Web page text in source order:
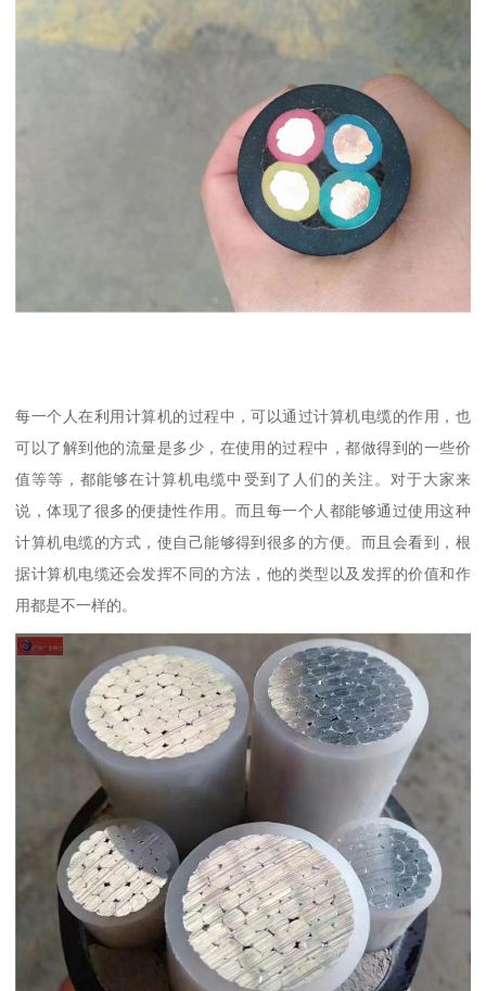
每一个人在利用计算机的过程中，可以通过计算机电缆的作用，也
可以了解到他的流量是多少，在使用的过程中，都做得到的一些价
值等等，都能够在计算机电缆中受到了人们的关注。对于大家来
说，体现了很多的便捷性作用。而且每一个人都能够通过使用这种
计算机电缆的方式，使自己能够得到很多的方便。而且会看到，根
据计算机电缆还会发挥不同的方法，他的类型以及发挥的价值和作
用都是不一样的。